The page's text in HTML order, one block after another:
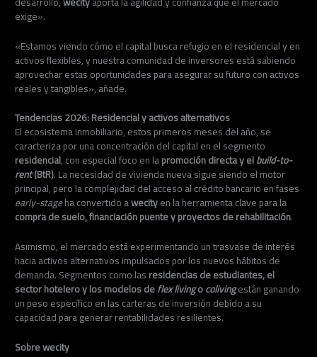
exige».
«Estamos viendo cómo el capital busca refugio en el residencial y en
activos flexibles, y nuestra comunidad de inversores está sabiendo
aprovechar estas oportunidades para asegurar su futuro con activos
reales y tangibles», añade.
Tendencias 2026: Residencial y activos alternativos
El ecosistema inmobiliario, estos primeros meses del año, se
caracteriza por una concentración del capital en el segmento
residencial, con especial foco en lapromoción directa y elbuild-to-
rent(BtR). La necesidad de vivienda nueva sigue siendo el motor
principal, pero la complejidad del acceso al crédito bancario en fases
early-stageha convertido awecityen la herramienta clave para la
compra de suelo, financiación puente y proyectos de rehabilitación.
Asimismo, el mercado está experimentando un trasvase de interés
hacia activos alternativos impulsados por los nuevos hábitos de
demanda. Segmentos como lasresidencias de estudiantes, el
sector hotelero y los modelos deflex livingocolivingestán ganando
un peso específico en las carteras de inversión debido a su
capacidad para generar rentabilidades resilientes.
Sobre wecity